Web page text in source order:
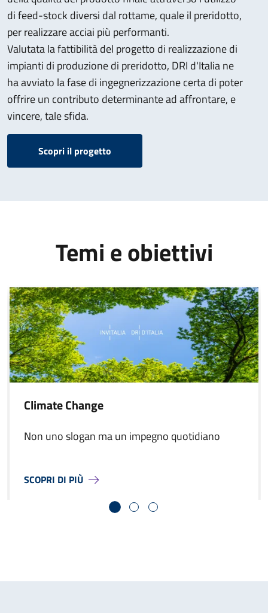
di feed-stock diversi dal rottame, quale il preridotto,
per realizzare acciai più performanti.
Valutata la fattibilità del progetto di realizzazione di
impianti di produzione di preridotto, DRI d'Italia ne
ha avviato la fase di ingegnerizzazione certa di poter
offrire un contributo determinante ad affrontare, e
vincere, tale sfida.
Scopri il progetto
Temi e obiettivi
Climate Change
Non uno slogan ma un impegno quotidiano
SCOPRI DI PIÙ A PROPOSITO DI